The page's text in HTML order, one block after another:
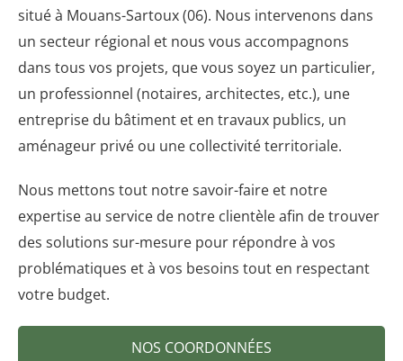
situé à Mouans-Sartoux (06). Nous intervenons dans
un secteur régional et nous vous accompagnons
dans tous vos projets, que vous soyez un particulier,
un professionnel (notaires, architectes, etc.), une
entreprise du bâtiment et en travaux publics, un
aménageur privé ou une collectivité territoriale.
Nous mettons tout notre savoir-faire et notre
expertise au service de notre clientèle afin de trouver
des solutions sur-mesure pour répondre à vos
problématiques et à vos besoins tout en respectant
votre budget.
NOS COORDONNÉES